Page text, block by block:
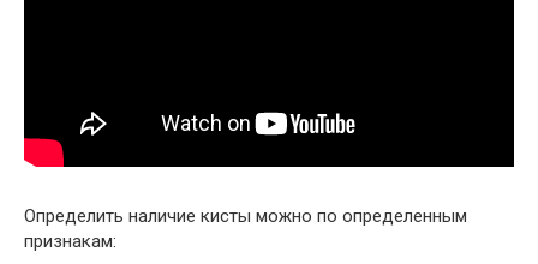
Определить наличие кисты можно по определенным
признакам: